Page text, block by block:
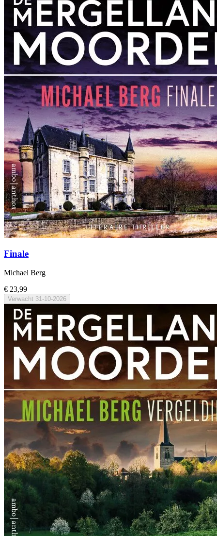
Finale
Michael Berg
€ 23,99
Verwacht 31-10-2026